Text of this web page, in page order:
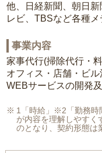
他、日経新聞、朝日
レビ、TBSなど各種
事業内容
家事代行(掃除代行・
オフィス・店舗・ビル
WEBサービスの開発
1「時給」※2「勤務時
が内容を理解しやすく
のとなり、契約形態は